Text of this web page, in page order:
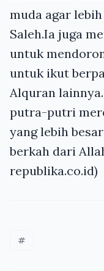
muda agar
Saleh.Ia juga
untuk
untuk ikut
Alquran
putra-putri
yang lebih
berkah dari
republika.co.id)
#